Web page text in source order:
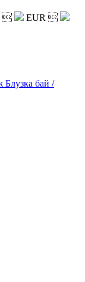
 EUR 